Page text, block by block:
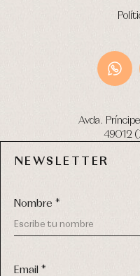
Avda.
49012
Tel: 980 049
NEWSLETTER
Nombre *
Email *